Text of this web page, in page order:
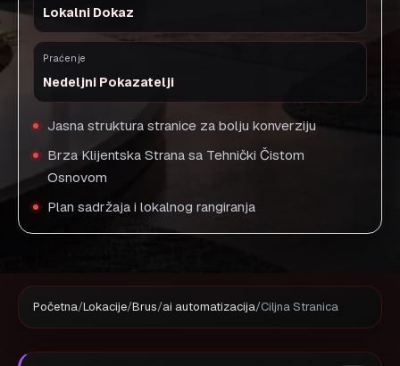
Lokalni Dokaz
Praćenje
Nedeljni Pokazatelji
Jasna struktura stranice za bolju konverziju
Brza Klijentska Strana sa Tehnički Čistom
Osnovom
Plan sadržaja i lokalnog rangiranja
Početna/Lokacije/Brus/ai automatizacija/Ciljna Stranica